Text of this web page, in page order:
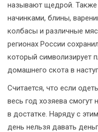
называют щедрой. Также
начинками, блины,
колбасы и различные
регионах России
который символизирует
домашнего скота в
Считается, что если
весь год хозяева смогут
в достатке. Наряду с
день нельзя давать